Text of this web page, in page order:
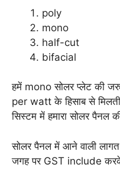
poly
mono
half-cut
bifacial
हमें mono सोलर प्लेट की
per watt के हिसाब से
सिस्टम में हमारा सोलर
सोलर पैनल में आने वाली
जगह पर GST include